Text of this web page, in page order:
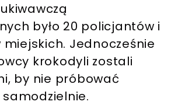
było 20 policjantów i
miejskich. Jednocześnie
krokodyli zostali
by nie próbować